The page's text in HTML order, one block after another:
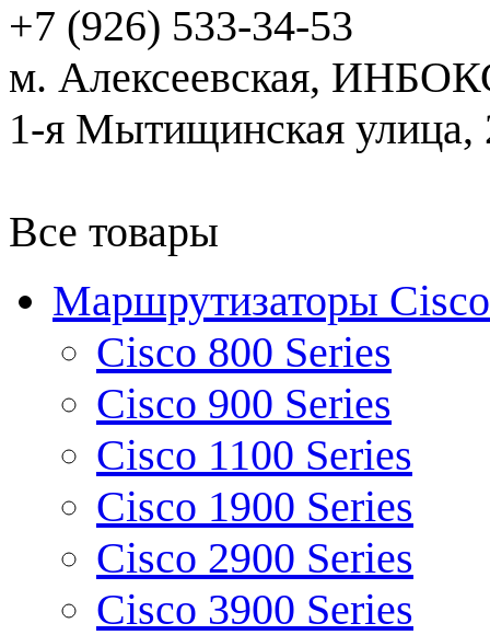
+7 (926) 533-34-53
м. Алексеевская,
1-я Мытищинская улица,
Все товары
Маршрутизаторы Cisco
Cisco 800 Series
Cisco 900 Series
Cisco 1100 Series
Cisco 1900 Series
Cisco 2900 Series
Cisco 3900 Series